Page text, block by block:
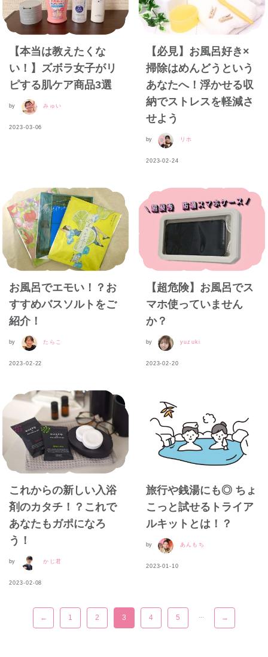
【本当は教えたくな
い！】ズボラ女子がリ
ピする肌ケア商品3選
by みゅい
2023-03-06
【必見】お風呂好き×
掃除はめんどうという
あなたへ！浮かせる収
納でストレスを軽減さ
せよう
by リホ
2023-02-24
お風呂でエモい！？お
すすめバスソルトをご
紹介！
by たらこ
2023-02-22
【超危険】お風呂でス
マホ使っていません
か？
by yuzuki
2023-02-20
これからの新しい入浴
剤のカタチ！？これで
あなたもガポになろ
う！
by かじ君
2023-02-08
旅行や銭湯にも◎ ちょ
こっと試せるトライア
ルキットとは！？
by あんもち
2023-01-10
← 1 2 3 4 5 ... →